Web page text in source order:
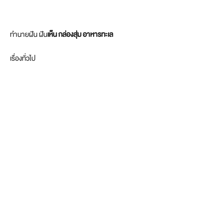
ทำนายฝัน ฝันเห็น กล่องสุ่ม อาหารทะเล
เรื่องทั่วไป